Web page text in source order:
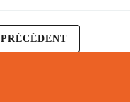
PRÉCÉDENT